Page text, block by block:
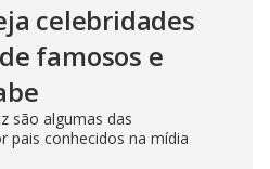
celebridades
famosos e
são algumas das
pais conhecidos na mídia